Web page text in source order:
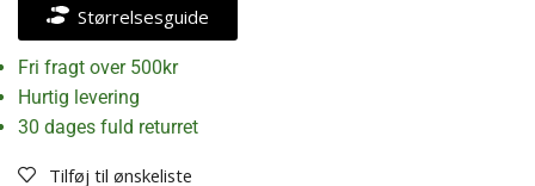
Størrelsesguide
Fri fragt over 500kr
Hurtig levering
30 dages fuld returret
Tilføj til ønskeliste